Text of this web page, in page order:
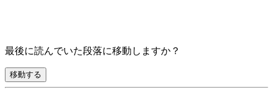
最後に読んでいた段落に移動しますか？
移動する